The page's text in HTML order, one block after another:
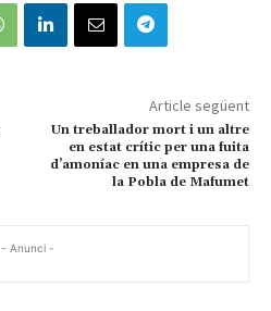
Article següent
Un treballador mort i un altre
en estat crític per una fuita
d’amoníac en una empresa de
la Pobla de Mafumet
- Anunci -